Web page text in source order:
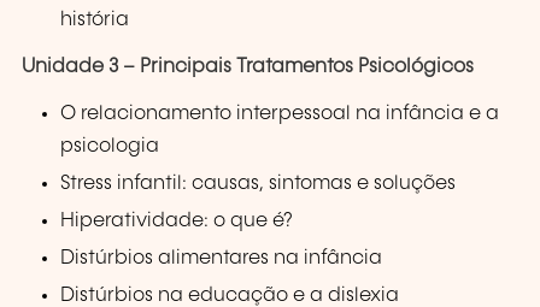
história
Unidade 3 – Principais Tratamentos Psicológicos
O relacionamento interpessoal na infância e a
psicologia
Stress infantil: causas, sintomas e soluções
Hiperatividade: o que é?
Distúrbios alimentares na infância
Distúrbios na educação e a dislexia